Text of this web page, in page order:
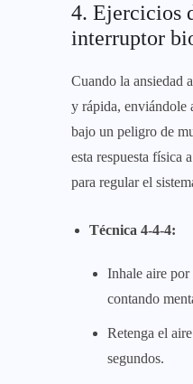
4. Ejercicios
interruptor
Cuando la ansiedad
y rápida, enviándole
bajo un peligro de
esta respuesta física
para regular el
Técnica 4-4-4:
Inhale aire
contando
Retenga el
segundos.